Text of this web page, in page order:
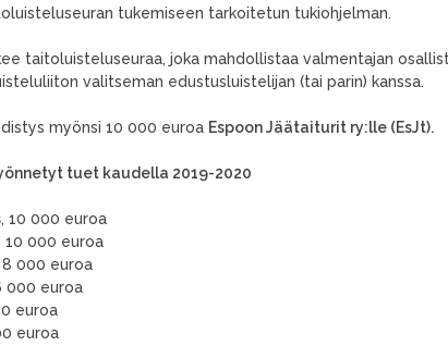
tukemiseen tarkoitetun tukiohjelman.
taitoluisteluseuraa, joka mahdollistaa valmentajan
valitseman edustusluistelijan (tai parin) kanssa.
myönsi 10 000 euroa Espoon Jäätaiturit ry:lle (EsJt).
tuet kaudella 2019-2020
, 10 000 euroa
, 10 000 euroa
8 000 euroa
000 euroa
euroa
euroa